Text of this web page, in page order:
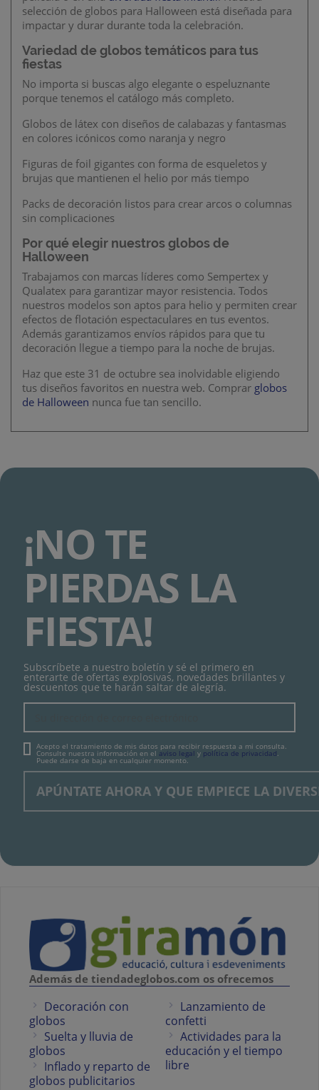
selección de globos para Halloween está diseñada para
impactar y durar durante toda la celebración.
Variedad de globos temáticos para tus
fiestas
No importa si buscas algo elegante o espeluznante
porque tenemos el catálogo más completo.
Globos de látex con diseños de calabazas y fantasmas
en colores icónicos como naranja y negro
Figuras de foil gigantes con forma de esqueletos y
brujas que mantienen el helio por más tiempo
Packs de decoración listos para crear arcos o columnas
sin complicaciones
Por qué elegir nuestros globos de
Halloween
Trabajamos con marcas líderes como Sempertex y
Qualatex para garantizar mayor resistencia. Todos
nuestros modelos son aptos para helio y permiten crear
efectos de flotación espectaculares en tus eventos.
Además garantizamos envíos rápidos para que tu
decoración llegue a tiempo para la noche de brujas.
Haz que este 31 de octubre sea inolvidable eligiendo
tus diseños favoritos en nuestra web. Comprar globos
de Halloween nunca fue tan sencillo.
¡NO TE
PIERDAS LA
FIESTA!
Subscríbete a nuestro boletín y sé el primero en
enterarte de ofertas explosivas, novedades brillantes y
descuentos que te harán saltar de alegría.
Acepto el tratamiento de mis datos para recibir respuesta a mi consulta.
Consulte nuestra información en el aviso legal y política de privacidad.
Puede darse de baja en cualquier momento.
Además de tiendadeglobos.com os ofrecemos
Decoración con
globos
Suelta y lluvia de
globos
Inflado y reparto de
globos publicitarios
Lanzamiento de
confetti
Actividades para la
educación y el tiempo
libre